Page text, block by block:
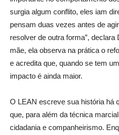
surgia algum conflito, eles iam
pensam duas vezes antes de
resolver de outra forma”,
mãe, ela observa na prática o
e acredita que, quando se tem
impacto é ainda maior.
O LEAN escreve sua história há
que, para além da técnica
cidadania e companheirismo.